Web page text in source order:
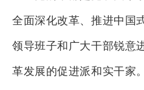
全面深化改革、推进中国
领导班子和广大干部锐意
革发展的促进派和实干家